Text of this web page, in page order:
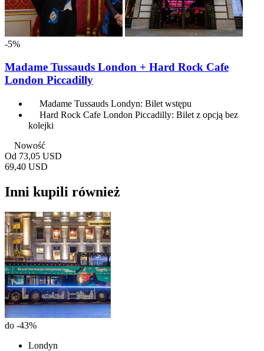
-5%
Madame Tussauds London + Hard Rock Cafe
London Piccadilly
Madame Tussauds Londyn: Bilet wstępu
Hard Rock Cafe London Piccadilly: Bilet z opcją bez
kolejki
Nowość
Od 73,05 USD
69,40 USD
Inni kupili również
do -43%
Londyn